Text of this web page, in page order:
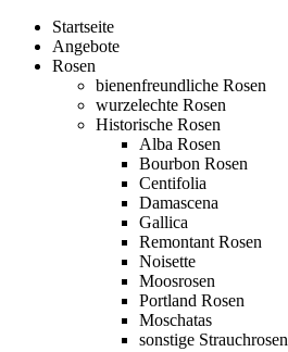
Startseite
Angebote
Rosen
bienenfreundliche Rosen
wurzelechte Rosen
Historische Rosen
Alba Rosen
Bourbon Rosen
Centifolia
Damascena
Gallica
Remontant Rosen
Noisette
Moosrosen
Portland Rosen
Moschatas
sonstige Strauchrosen